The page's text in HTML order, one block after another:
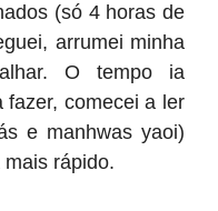
(só 4 horas de
arrumei minha
O tempo ia
fazer, comecei a ler
e manhwas yaoi)
rápido.